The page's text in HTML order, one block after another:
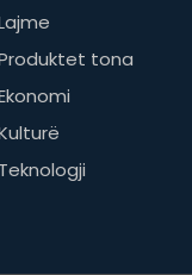
tona
Teknologji